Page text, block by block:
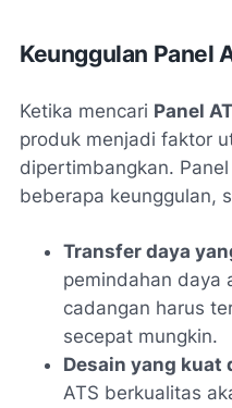
Keunggulan Panel
Ketika mencari Panel
produk menjadi faktor
dipertimbangkan.
beberapa keunggulan,
Transfer daya
pemindahan daya
cadangan harus
secepat mungkin.
Desain yang kuat
ATS berkualitas